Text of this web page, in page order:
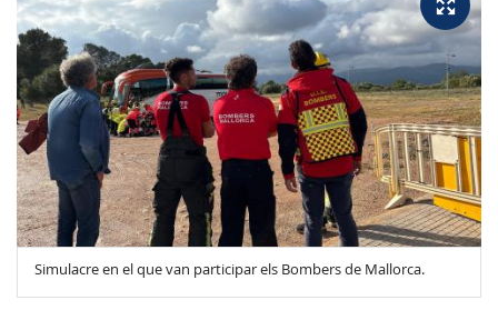
Simulacre en el que van participar els Bombers de Mallorca.